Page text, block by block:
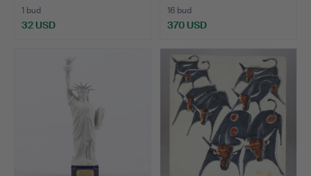
1 bud
32 USD
16 bud
370 USD